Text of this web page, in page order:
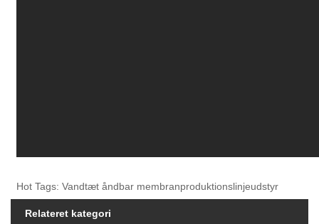
Hot Tags: Vandtæt åndbar membranproduktionslinjeudstyr
Relateret kategori